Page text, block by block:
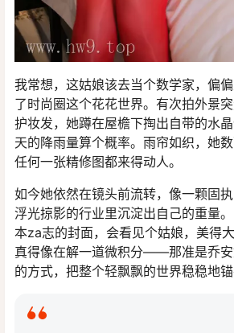
我常想，这姑娘该去当个数学家，偏
了时尚圈这个花花世界。有次拍外景
护妆发，她蹲在屋檐下掏出自带的水
天的降雨量算个概率。雨帘如织，她
任何一张精修图都来得动人。
如今她依然在镜头前流转，像一颗固
浮光掠影的行业里沉淀出自己的重量
本za志的封面，会看见个姑娘，美得
真得像在解一道微积分——那准是乔
的方式，把整个轻飘飘的世界稳稳地锚